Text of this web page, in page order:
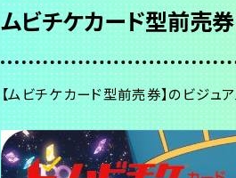
ムビチケカード型前売券
【ムビチケカード型前売券】のビジュ